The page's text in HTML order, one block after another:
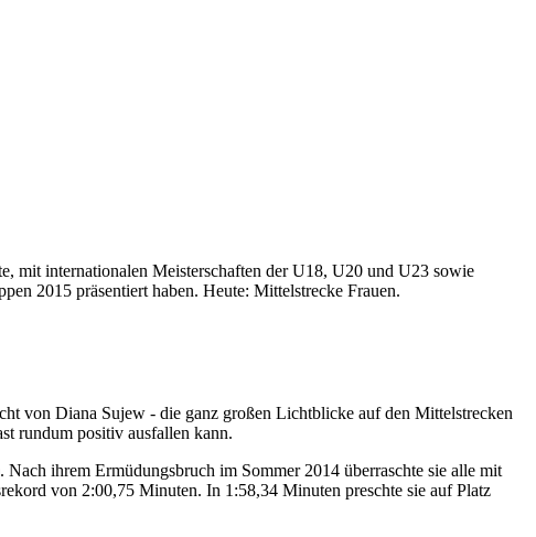
mit internationalen Meisterschaften der U18, U20 und U23 sowie
2015 präsentiert haben. Heute: Mittelstrecke Frauen.
von Diana Sujew - die ganz großen Lichtblicke auf den Mittelstrecken
rundum positiv ausfallen kann.
ihrem Ermüdungsbruch im Sommer 2014 überraschte sie alle mit
von 2:00,75 Minuten. In 1:58,34 Minuten preschte sie auf Platz